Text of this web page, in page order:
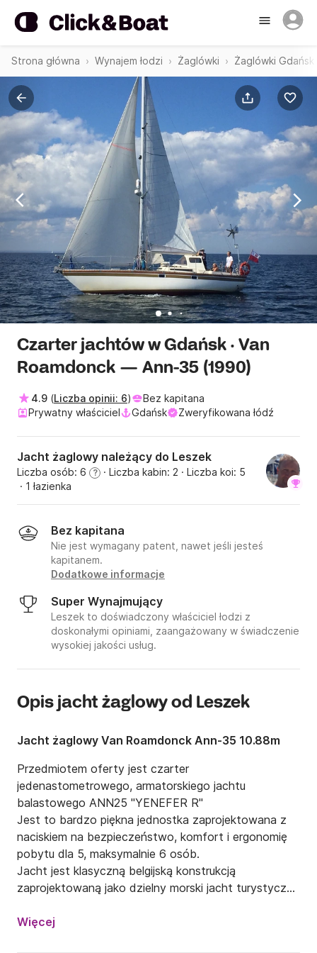
Strona główna Wynajem łodzi Żaglówki Żaglówki Gdańsk
Czarter jachtów w Gdańsk · Van
Roamdonck — Ann-35 (1990)
4.9 (Liczba opinii: 6)
Bez kapitana
Prywatny właściciel
Gdańsk Zweryfikowana łódź
Jacht żaglowy należący do Leszek
Liczba osób: 6 ? · Liczba kabin: 2 · Liczba koi: 5
· 1 łazienka
Bez kapitana
Nie jest wymagany patent, nawet jeśli jesteś
kapitanem.
Dodatkowe informacje
Super Wynajmujący
Leszek to doświadczony właściciel łodzi z
doskonałymi opiniami, zaangażowany w świadczenie
wysokiej jakości usług.
Opis jacht żaglowy od Leszek
Jacht żaglowy Van Roamdonck Ann-35 10.88m
Przedmiotem oferty jest czarter
jedenastometrowego, armatorskiego jachtu
balastowego ANN25 "YENEFER R"
Jest to bardzo piękna jednostka zaprojektowana z
naciskiem na bezpieczeństwo, komfort i ergonomię
pobytu dla 5, maksymalnie 6 osób.
Jacht jest klasyczną belgijską konstrukcją
zaprojektowaną jako dzielny morski jacht turystyczny
naturalnym.
Więcej